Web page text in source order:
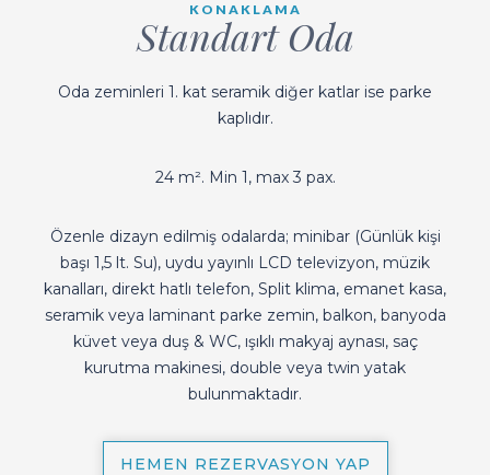
KONAKLAMA
Standart Oda
Oda zeminleri 1. kat seramik diğer katlar ise parke
kaplıdır.
24 m². Min 1, max 3 pax.
Özenle dizayn edilmiş odalarda; minibar (Günlük kişi
başı 1,5 lt. Su), uydu yayınlı LCD televizyon, müzik
kanalları, direkt hatlı telefon, Split klima, emanet kasa,
seramik veya laminant parke zemin, balkon, banyoda
küvet veya duş & WC, ışıklı makyaj aynası, saç
kurutma makinesi, double veya twin yatak
bulunmaktadır.
HEMEN REZERVASYON YAP